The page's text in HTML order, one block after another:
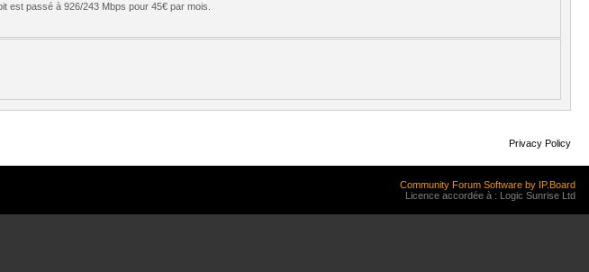
est passé à 926/243 Mbps pour 45€ par mois.
Privacy Policy
Community Forum Software by IP.Board
Licence accordée à : Logic Sunrise Ltd